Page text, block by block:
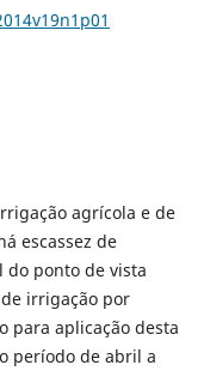
agrícola e de
escassez de
do ponto de vista
irrigação por
para aplicação desta
período de abril a